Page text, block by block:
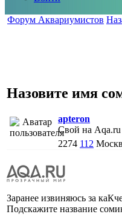
Форум Аквариумистов
Назовите имя
apteron
Свой на Aqa.ru
2274 112
Заранее извиняюсь за
Подскажите название